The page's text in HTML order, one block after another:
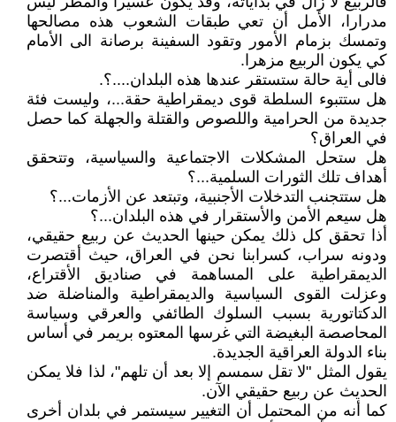
مدرارا، الأمل أن تعي طبقات الشعوب هذه مصالحها
وتمسك بزمام الأمور وتقود السفينة برصانة الى الأمام
كي يكون الربيع مزهرا.
فالى أية حالة ستستقر عندها هذه البلدان....؟.
هل ستتبوء السلطة قوى ديمقراطية حقة...، وليست فئة
جديدة من الحرامية واللصوص والقتلة والجهلة كما حصل
في العراق؟
هل ستحل المشكلات الاجتماعية والسياسية، وتتحقق
أهداف تلك الثورات السلمية...؟
هل ستتجنب التدخلات الأجنبية، وتبتعد عن الأزمات...؟
هل سيعم الأمن والأستقرار في هذه البلدان...؟
أذا تحقق كل ذلك يمكن حينها الحديث عن ربيع حقيقي،
ودونه سراب، كسرابنا نحن في العراق، حيث أقتصرت
الديمقراطية على المساهمة في صناديق الأقتراع،
وعزلت القوى السياسية والديمقراطية والمناضلة ضد
الدكتاتورية بسبب السلوك الطائفي والعرقي وسياسة
المحاصصة البغيضة التي غرسها المعتوه بريمر في أساس
بناء الدولة العراقية الجديدة.
يقول المثل "لا تقل سمسم إلا بعد أن تلهم"، لذا فلا يمكن
الحديث عن ربيع حقيقي الآن.
كما أنه من المحتمل أن التغيير سيستمر في بلدان أخرى